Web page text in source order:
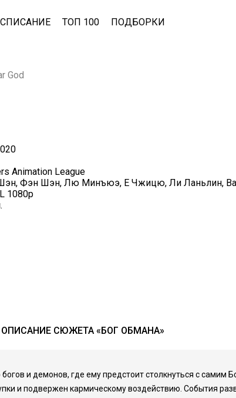
ТОП 100 ПОДБОРКИ
God
Animation League
Фэн Шэн, Лю Минъюэ, Е Чжицю, Ли Ланьлин,
1080p
ОПИСАНИЕ СЮЖЕТА «БОГ ОБМАНА»
и демонов, где ему предстоит столкнуться с
и подвержен кармическому воздействию. События